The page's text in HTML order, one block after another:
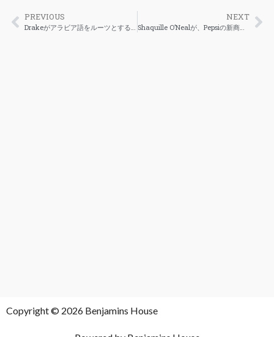
PREVIOUS
Drakeがアラビア語をルーツとするトロントのスラングのタトゥーを顔に入れる
NEXT
Shaquille O’Nealが、Pepsiの新商品「Pepsi Minis」でSkee-Loとコラボレーション
Copyright © 2026 Benjamins House